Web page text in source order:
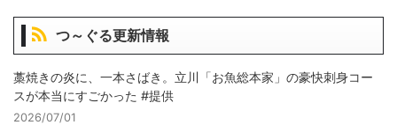
つ～ぐる更新情報
藁焼きの炎に、一本さばき。立川「お魚総本家」の豪快刺身コー
スが本当にすごかった #提供
2026/07/01